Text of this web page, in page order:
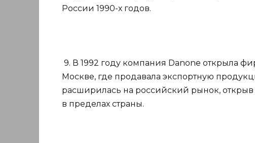
России 1990-х годов.
9. В 1992 году компания Danone открыла
Москве, где продавала экспортную
расширилась на российский рынок,
в пределах страны.